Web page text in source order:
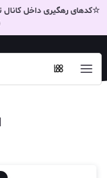
☆کدهای رهگیری داخل کانال